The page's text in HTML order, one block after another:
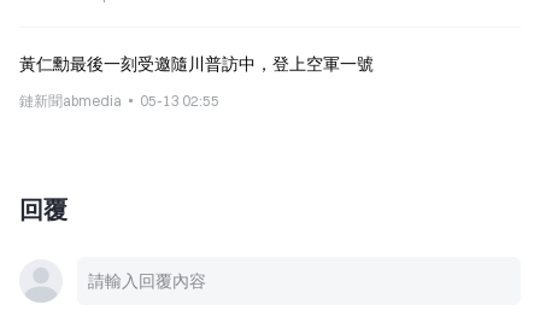
黃仁勳最後一刻受邀隨川普訪中，登上空軍一號
鏈新聞abmedia 05-13 02:55
回覆